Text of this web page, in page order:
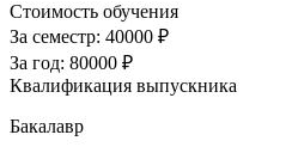
Стоимость обучения
За семестр: 40000 ₽
За год: 80000 ₽
Квалификация выпускника
Бакалавр